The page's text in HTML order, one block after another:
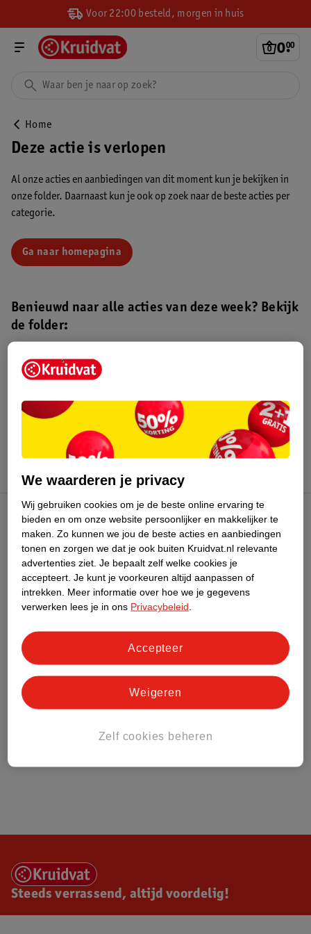
Voor 22:00 besteld, morgen in huis
0.
00
Home
Deze actie is verlopen
Al onze acties en aanbiedingen van dit moment kun je bekijken in
onze folder. Daarnaast kun je ook op zoek naar de beste acties per
categorie.
Ga naar homepagina
Benieuwd naar alle acties van deze week? Bekijk
de folder:
Kruidvat folder
augustus 2026.
Kruidvat Club
Klantenservice
Over Kruidvat
Steeds verrassend, altijd voordelig!
We waarderen je privacy
Wij gebruiken cookies om je de beste online ervaring te
bieden en om onze website persoonlijker en makkelijker te
maken. Zo kunnen we jou de beste acties en aanbiedingen
tonen en zorgen we dat je ook buiten Kruidvat.nl relevante
advertenties ziet. Je bepaalt zelf welke cookies je
accepteert. Je kunt je voorkeuren altijd aanpassen of
intrekken.
Meer informatie over hoe we je gegevens
verwerken lees je in ons Privacybeleid
Zelf cookies beheren
Weigeren
Accepteer